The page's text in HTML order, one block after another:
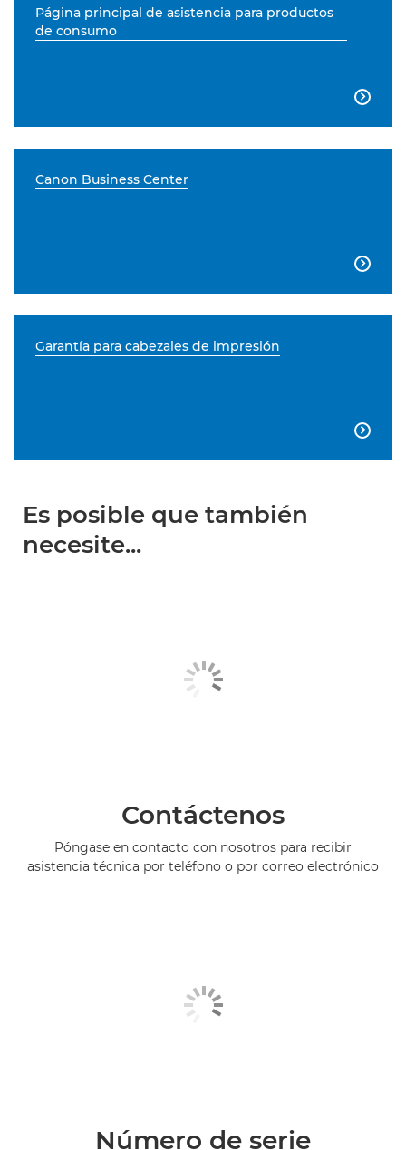
Página principal de asistencia para productos
de consumo

Canon Business Center

Garantía para cabezales de impresión

Es posible que también
necesite...
Contáctenos
Póngase en contacto con nosotros para recibir
asistencia técnica por teléfono o por correo electrónico
Número de serie